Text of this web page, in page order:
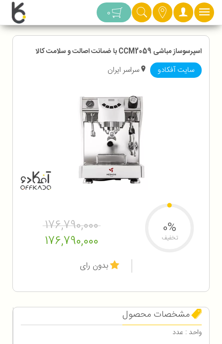
دسته بندی 0
اسپرسوساز مباشی CCM2059 با ضمانت اصالت و سلامت کالا
سایت آفکادو سراسر ایران
176,790,000
176,790,000
0%
تخفیف
بدون رای
مشخصات محصول
واحد : عدد